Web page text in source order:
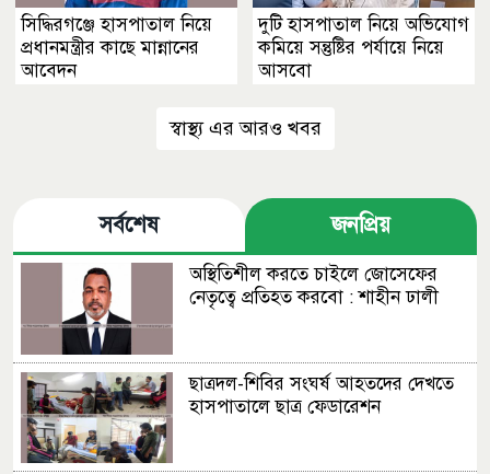
সিদ্ধিরগঞ্জে হাসপাতাল নিয়ে
প্রধানমন্ত্রীর কাছে মান্নানের
আবেদন
দুটি হাসপাতাল নিয়ে অভিযোগ
কমিয়ে সন্তুষ্টির পর্যায়ে নিয়ে
আসবো
স্বাস্থ্য এর আরও খবর
সর্বশেষ জনপ্রিয়
অস্থিতিশীল করতে চাইলে জোসেফের
নেতৃত্বে প্রতিহত করবো : শাহীন ঢালী
ছাত্রদল-শিবির সংঘর্ষ আহতদের দেখতে
হাসপাতালে ছাত্র ফেডারেশন